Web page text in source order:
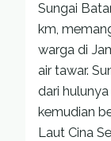
Sungai
km,
warga di
air tawar.
dari
kemudian
Laut Cina